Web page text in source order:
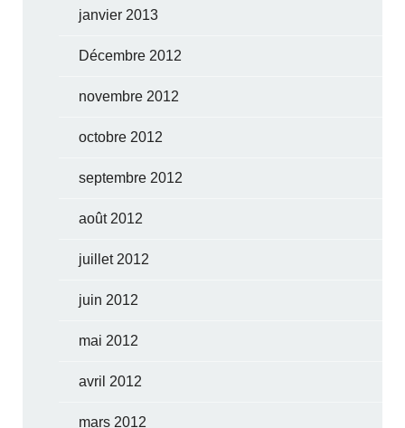
janvier 2013
Décembre 2012
novembre 2012
octobre 2012
septembre 2012
août 2012
juillet 2012
juin 2012
mai 2012
avril 2012
mars 2012